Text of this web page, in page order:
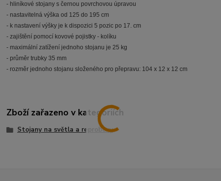
- hliníkové stojany s černou povrchovou úpravou
- nastavitelná výška od 125 do 195 cm
- k nastavení výšky je k dispozici 5 pozic po 17. cm
- zajištění pomocí kovové pojistky - kolíku
- maximální zatížení jednoho stojanu je 25 kg
- průměr trubky 35 mm
- rozměr jednoho stojanu složeného pro přepravu: 104 x 12 x 12 cm
Zboží zařazeno v kategoriích
Stojany na světla a reproboxy